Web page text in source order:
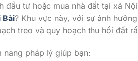
đầu tư hoặc mua nhà đất tại xã
Bài? Khu vực này, với sự ảnh
treo và quy hoạch thu hồi đất
nang pháp lý giúp bạn: